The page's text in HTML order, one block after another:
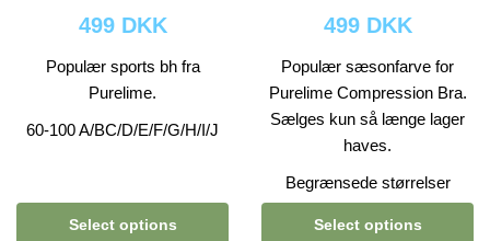
499 DKK
Populær sports bh fra
Purelime.
60-100 A/BC/D/E/F/G/H/I/J
Select options
499 DKK
Populær sæsonfarve for
Purelime Compression Bra.
Sælges kun så længe lager
haves.
Begrænsede størrelser
Select options